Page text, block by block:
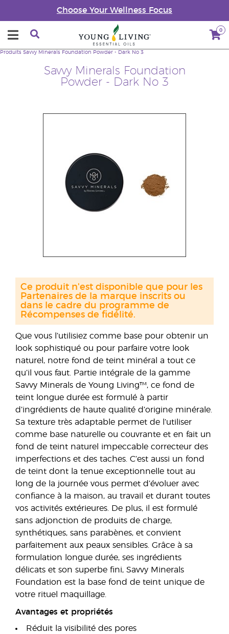
Choose Your Wellness Focus
0
Savvy Minerals Foundation
Powder - Dark No 3
Produits Savvy Minerals Foundation Powder - Dark No 3
Que vous l’utilisiez comme base pour obtenir un
look sophistiqué ou pour parfaire votre look
naturel, notre fond de teint minéral a tout ce
qu’il vous faut. Partie intégrale de la gamme
Savvy Minerals de Young Living™, ce fond de
teint longue durée est formulé à partir
d’ingrédients de haute qualité d’origine minérale.
Sa texture très adaptable permet de l’utiliser
comme base naturelle ou couvrante et en fait un
fond de teint naturel impeccable correcteur des
imperfections et des taches. C’est aussi un fond
de teint dont la tenue exceptionnelle tout au
long de la journée vous permet d’évoluer avec
confiance à la maison, au travail et durant toutes
vos activités extérieures. De plus, il est formulé
sans adjonction de produits de charge,
synthétiques, sans parabènes, et convient
parfaitement aux peaux sensibles. Grâce à sa
formulation longue durée, ses ingrédients
délicats et son superbe fini, Savvy Minerals
Foundation est la base fond de teint unique de
votre rituel maquillage.
Avantages et propriétés
Réduit la visibilité des pores
Ce produit n'est disponible que pour les
Partenaires de la marque inscrits ou
dans le cadre du programme de
Récompenses de fidélité.